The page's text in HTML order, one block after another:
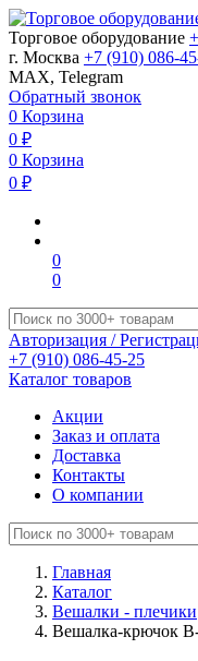
Торговое оборудование
г. Москва +7 (910) 086-
MAX, Telegram
Обратный звонок
0 Корзина
0 ₽
0 Корзина
0 ₽
0
0
Авторизация /
+7 (910) 086-45-25
Каталог товаров
Акции
Заказ и оплата
Доставка
Контакты
О компании
Главная
Каталог
Вешалки - плечики
Вешалка-крючок